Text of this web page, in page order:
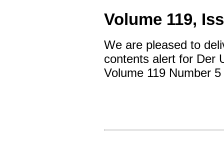
Volume 119,
We are pleased to
contents alert for Der
Volume 119 Number